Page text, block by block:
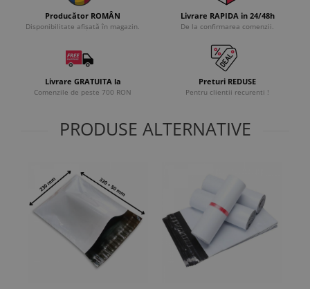
Producător ROMÂN
Disponibilitate afișată în magazin.
Livrare RAPIDA in 24/48h
De la confirmarea comenzii.
Livrare GRATUITA la
Comenzile de peste 700 RON
Preturi REDUSE
Pentru clientii recurenti !
PRODUSE ALTERNATIVE